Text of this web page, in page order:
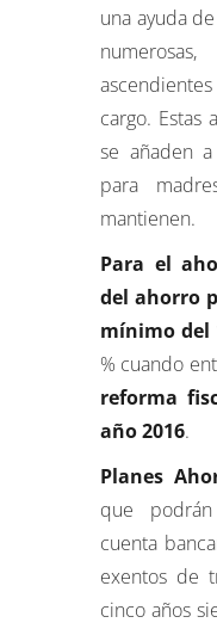
una ayuda
cargo. Estas
se añaden
para
mantienen.
Para el
del ahorro
mínimo del
% cuando
reforma
año 2016.
Planes
que
cuenta
exentos de
cinco años